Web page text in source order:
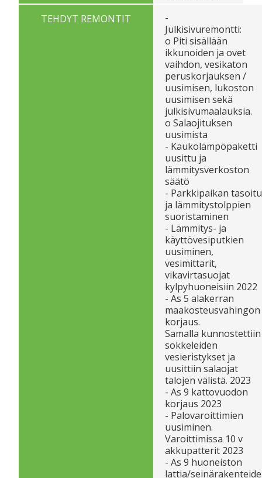
TEHDYT REMONTIT
-
Julkisivuremontti:
o Piti sisällään
ikkunoiden ja ovet
vaihdon, vesikaton
peruskorjauksen /
uusimisen, lukoston
uusimisen sekä
julkisivumaalauksia.
o Salaojituksen
uusimista
- Kaukolämpöpaketti
uusittu ja
lämmitysverkoston
säätö
- Parkkipaikan
ja lämmitystolppien
suoristaminen
- Lämmitys- ja
käyttövesiputkien
uusiminen,
vesimittarit,
vikavirtasuojat
kylpyhuoneisiin 2022
- As 5 alakerran
maakosteusvahingon
korjaus.
Samalla kunnostettiin
sokkeleiden
vesieristykset ja
uusittiin salaojat
talojen välistä. 2023
- As 9 kattovuodon
korjaus 2023
- Palovaroittimien
uusiminen.
Varoittimissa 10 v
akkupatterit 2023
- As 9 huoneiston
lattia/